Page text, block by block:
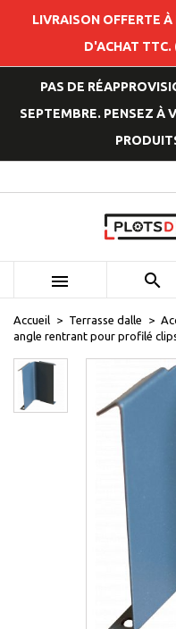
LIVRAISON OFFERTE
D'ACHAT TTC.
PAS DE
SEPTEMBRE. PENSEZ À
 
Accueil Terrasse dalle
angle rentrant pour profilé